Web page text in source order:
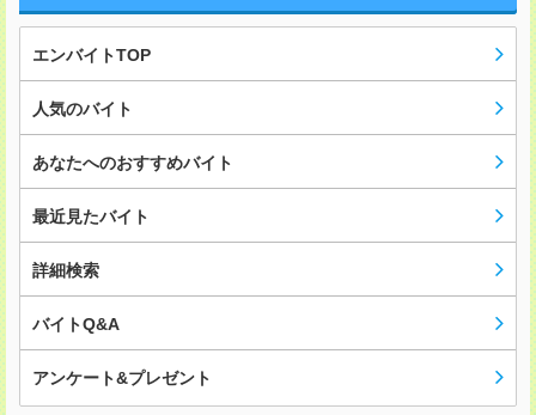
エンバイトTOP
人気のバイト
あなたへのおすすめバイト
最近見たバイト
詳細検索
バイトQ&A
アンケート&プレゼント